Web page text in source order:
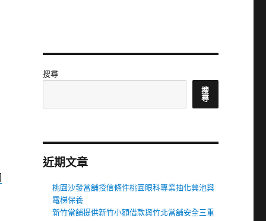
搜尋
搜
尋
近期文章
桃園沙發當舖授信條件桃園眼科專業抽化糞池與
電梯保養
新竹當舖提供新竹小額借款與竹北當舖安全三重